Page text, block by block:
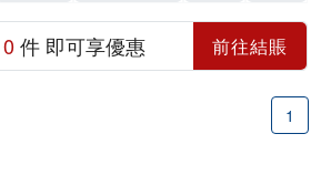
0件 即可享優惠 前往結賬
1